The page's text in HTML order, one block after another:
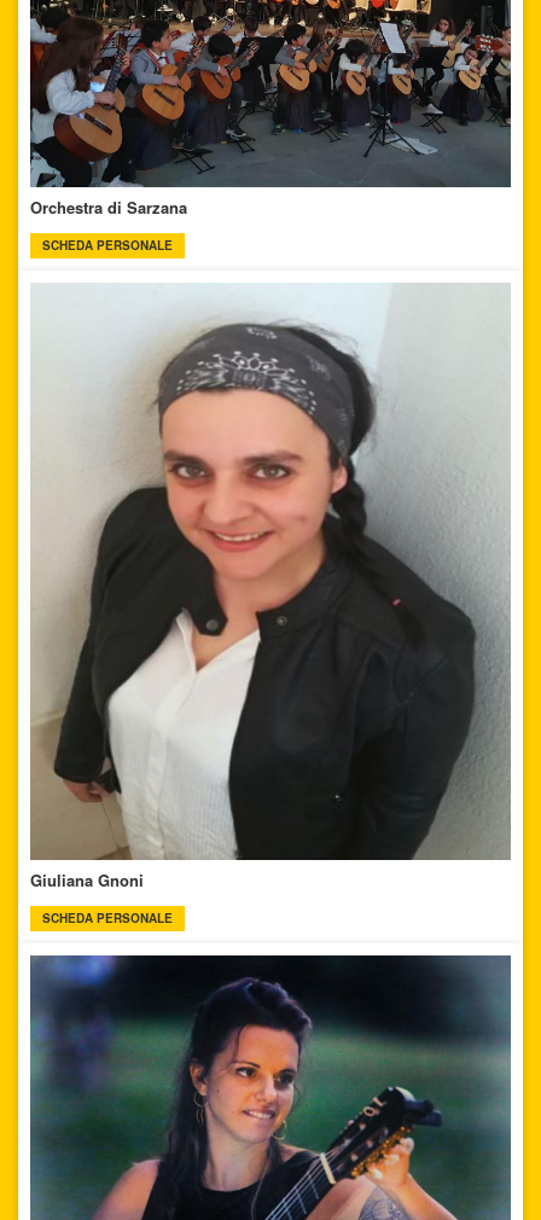
Orchestra di Sarzana
SCHEDA PERSONALE
Giuliana Gnoni
SCHEDA PERSONALE